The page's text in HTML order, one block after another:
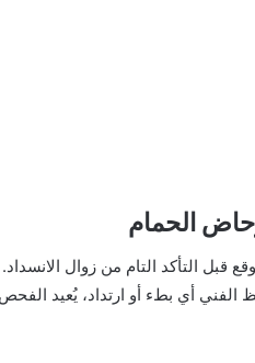
قبل التأكد التام من زوال
أي بطء أو ارتداد، يُعيد